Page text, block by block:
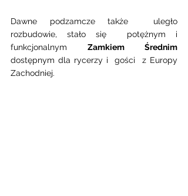
Dawne podzamcze także  uległo
rozbudowie, stało się  potężnym i
funkcjonalnym Zamkiem Średnim
dostępnym dla rycerzy i  gości  z Europy
Zachodniej.